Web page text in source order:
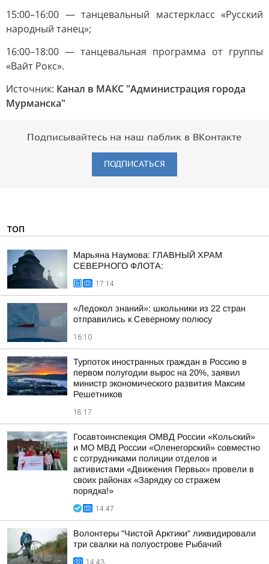
15:00–16:00 — танцевальный мастеркласс «Русский
народный танец»;
16:00–18:00 — танцевальная программа от группы
«Вайт Рокс».
Источник: Канал в МАКС "Администрация города
Мурманска"
Подписывайтесь на наш паблик в ВКонтакте
ПОДПИСАТЬСЯ
ТОП
Марьяна Наумова: ГЛАВНЫЙ ХРАМ
СЕВЕРНОГО ФЛОТА:
17:14
«Ледокол знаний»: школьники из 22 стран
отправились к Северному полюсу
16:10
Турпоток иностранных граждан в Россию в
первом полугодии вырос на 20%, заявил
министр экономического развития Максим
Решетников
18:17
Госавтоинспекция ОМВД России «Кольский»
и МО МВД России «Оленегорский» совместно
с сотрудниками полиции отделов и
активистами «Движения Первых» провели в
своих районах «Зарядку со стражем
порядка!»
14:47
Волонтеры "Чистой Арктики" ликвидировали
три свалки на полуострове Рыбачий
14:43